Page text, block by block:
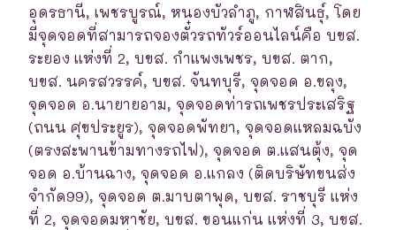
อุดรธานี, เพชรบูรณ์, หนองบัวลำภู, กาฬสินธุ์, โดย
มีจุดจอดที่สามารถจองตั๋วรถทัวร์ออนไลน์คือ บขส.
ระยอง แห่งที่ 2, บขส. กำแพงเพชร, บขส. ตาก,
บขส. นครสวรรค์, บขส. จันทบุรี, จุดจอด อ.ขลุง,
จุดจอด อ.นายายอาม, จุดจอดท่ารถเพชรประเสริฐ
(ถนน ศุขประยูร), จุดจอดพัทยา, จุดจอดแหลมฉบัง
(ตรงสะพานข้ามทางรถไฟ), จุดจอด ต.แสนตุ้ง, จุด
จอด อ.บ้านฉาง, จุดจอด อ.แกลง (ติดบริษัทขนส่ง
จำกัด99), จุดจอด ต.มาบตาพุด, บขส. ราชบุรี แห่ง
ที่ 2, จุดจอดมหาชัย, บขส. ขอนแก่น แห่งที่ 3, บขส.